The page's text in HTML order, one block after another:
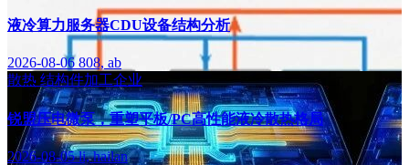
液冷算力服务器CDU设备结构分析
2026-08-06808, ab
散热 结构件加工企业
锐盟压电微泵，重塑平板/PC高性能液冷散热格局
2026-08-05li, hailan